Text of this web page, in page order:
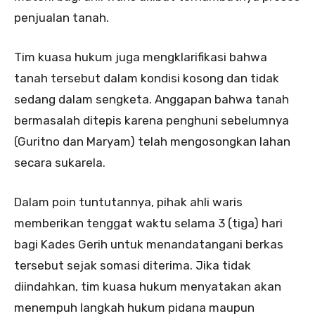
penjualan tanah.
Tim kuasa hukum juga mengklarifikasi bahwa
tanah tersebut dalam kondisi kosong dan tidak
sedang dalam sengketa. Anggapan bahwa tanah
bermasalah ditepis karena penghuni sebelumnya
(Guritno dan Maryam) telah mengosongkan lahan
secara sukarela.
Dalam poin tuntutannya, pihak ahli waris
memberikan tenggat waktu selama 3 (tiga) hari
bagi Kades Gerih untuk menandatangani berkas
tersebut sejak somasi diterima. Jika tidak
diindahkan, tim kuasa hukum menyatakan akan
menempuh langkah hukum pidana maupun